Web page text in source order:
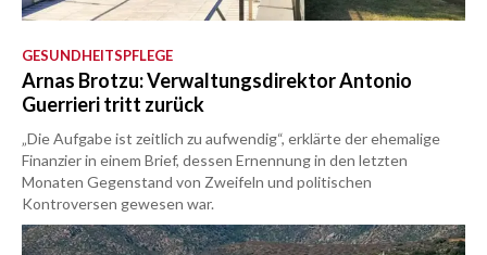
GESUNDHEITSPFLEGE
Arnas Brotzu: Verwaltungsdirektor Antonio
Guerrieri tritt zurück
„Die Aufgabe ist zeitlich zu aufwendig“, erklärte der ehemalige
Finanzier in einem Brief, dessen Ernennung in den letzten
Monaten Gegenstand von Zweifeln und politischen
Kontroversen gewesen war.